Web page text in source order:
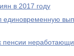
в 2017 году
пенсии